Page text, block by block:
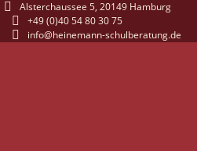
Alsterchaussee 5, 20149 Hamburg
+49 (0)40 54 80 30 75
info@heinemann-schulberatung.de